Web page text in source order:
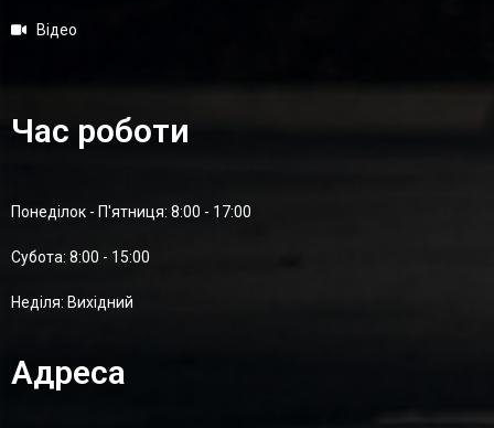
Відео
Час роботи
Понеділок - П'ятниця: 8:00 - 17:00
Суботa: 8:00 - 15:00
Неділя: Вихідний
Адреса